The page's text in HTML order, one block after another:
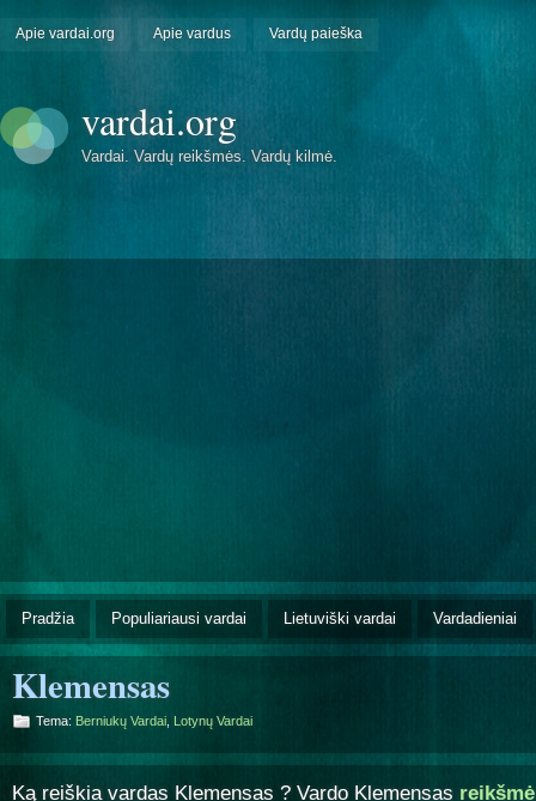
Apie vardai.org Apie vardus Vardų paieška
vardai.org
Vardai. Vardų reikšmės. Vardų kilmė.
Pradžia Populiariausi vardai Lietuviški vardai Vardadieniai
Klemensas
Tema: Berniukų Vardai Lotynų Vardai
Ką reiškia vardas Klemensas ? Vardo Klemensas reikšmė